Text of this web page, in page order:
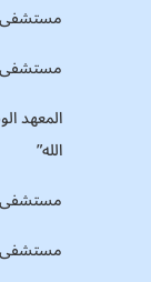
مستشفى
المعهد
الله”
مستشفى
مستشفى